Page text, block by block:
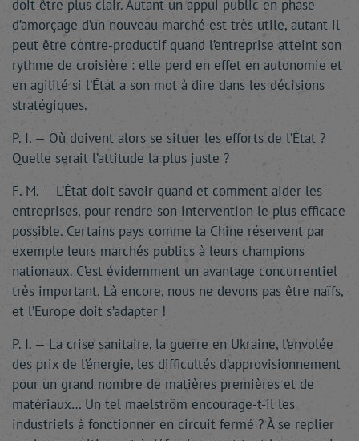
doit être plus clair. Autant un appui public en phase
d’amorçage d’un nouveau marché est très utile, autant il
peut être contre-productif quand l’entreprise atteint son
rythme de croisière : elle perd en effet en autonomie et
en agilité si l’État a son mot à dire dans les décisions
stratégiques.
P. I. — Où doivent alors se situer les efforts de l’État ?
Quelle serait l’attitude la plus juste ?
F. M. — L’État doit savoir quand et comment aider les
entreprises, pour rendre son intervention le plus efficace
possible. Certains pays comme la Chine réservent par
exemple leurs marchés publics à leurs champions
nationaux. C’est évidemment un avantage concurrentiel
très important. Là encore, nous ne devons pas être naïfs,
et l’Europe doit s’adapter !
P. I. — La crise sanitaire, la guerre en Ukraine, l’envolée
des prix de l’énergie, les difficultés d’approvisionnement
pour un grand nombre de matières premières et de
matériaux… Un tel maelström encourage-t-il les
industriels à fonctionner en circuit fermé ? À se replier